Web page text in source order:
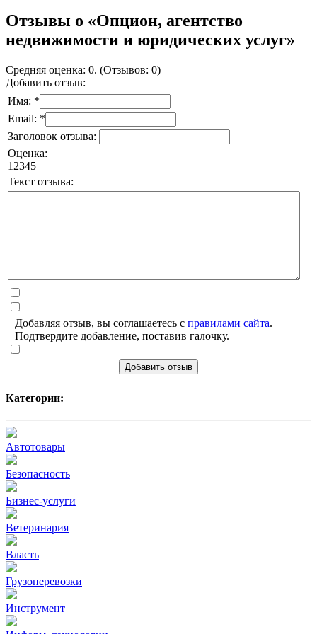
Отзывы о «Опцион, агентство
недвижимости и юридических услуг»
Средняя оценка: 0. (Отзывов: 0)
Добавить отзыв:
Имя: *
Email: *
Заголовок отзыва:
Оценка:
1 2345
Текст отзыва:
Добавляя отзыв, вы соглашаетесь с правилами сайта.
Подтвердите добавление, поставив галочку.
Добавить отзыв
Категории:
Автотовары
Безопасность
Бизнес-услуги
Ветеринария
Власть
Грузоперевозки
Инструмент